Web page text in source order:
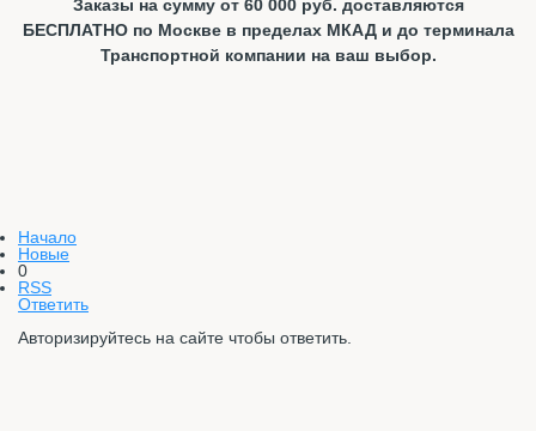
Заказы на сумму от 60 000 руб. доставляются
БЕСПЛАТНО по Москве в пределах МКАД и до терминала
Транспортной компании на ваш выбор.
Начало
Новые
0
RSS
Ответить
Авторизируйтесь на сайте чтобы ответить.